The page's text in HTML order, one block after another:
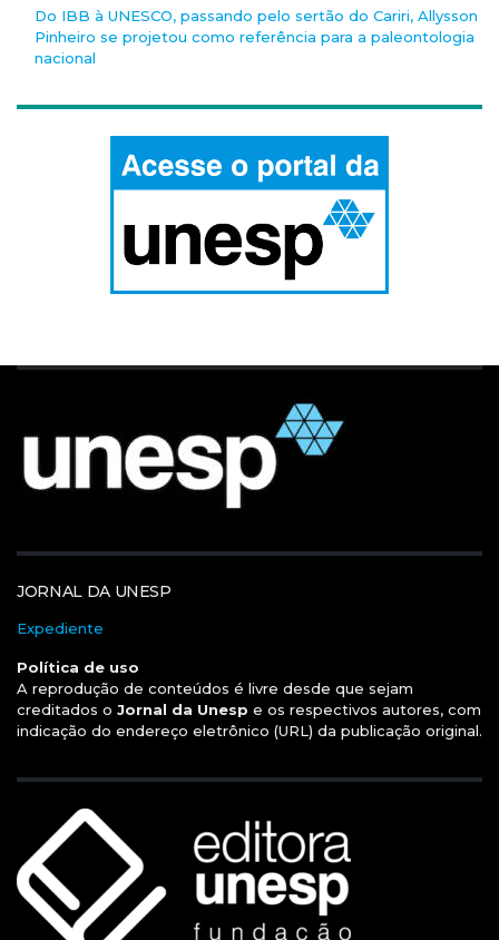
Do IBB à UNESCO, passando pelo sertão do Cariri, Allysson
Pinheiro se projetou como referência para a paleontologia
nacional
JORNAL DA UNESP
Expediente
Política de uso
A reprodução de conteúdos é livre desde que sejam
creditados o Jornal da Unesp e os respectivos autores, com
indicação do endereço eletrônico (URL) da publicação original.